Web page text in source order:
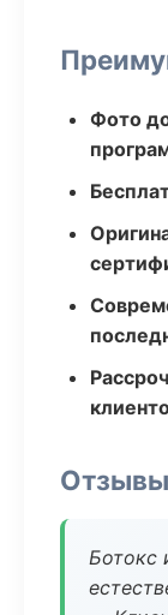
Фото
Отзывы
Ботокс